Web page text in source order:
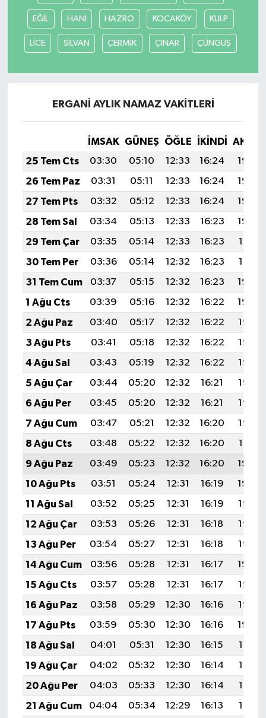
EĞİL HANİ HAZRO KOCAKÖY KULP
LİCE SİLVAN ÇERMİK ÇINAR ÇÜNGÜŞ
ERGANİ AYLIK NAMAZ VAKITLERI
İMSAK GÜNEŞ ÖĞLE İKINDI
25 Tem Cts
03:30 05:10 12:33 16:24
19:45
26 Tem Paz
03:31 05:11 12:33 16:24
19:44
27 Tem Pts
03:32 05:12 12:33 16:24
19:43
28 Tem Sal
03:34 05:13 12:33 16:23
19:42
29 Tem Çar
03:35 05:14 12:33 16:23
19:41
30 Tem Per
03:36 05:14 12:32 16:23
19:41
31 Tem Cum
03:37 05:15 12:32 16:23
19:40
1 Ağu Cts
03:39 05:16 12:32 16:22
19:39
2 Ağu Paz
03:40 05:17 12:32 16:22
19:38
3 Ağu Pts
03:41 05:18 12:32 16:22
19:37
4 Ağu Sal
03:43 05:19 12:32 16:22
19:36
5 Ağu Çar
03:44 05:20 12:32 16:21
19:35
6 Ağu Per
03:45 05:20 12:32 16:21
19:33
7 Ağu Cum
03:47 05:21 12:32 16:20
19:32
8 Ağu Cts
03:48 05:22 12:32 16:20
19:31
9 Ağu Paz
03:49 05:23 12:32 16:20
19:30
10 Ağu Pts
03:51 05:24 12:31 16:19
19:29
11 Ağu Sal
03:52 05:25 12:31 16:19
19:28
12 Ağu Çar
03:53 05:26 12:31 16:18
19:27
13 Ağu Per
03:54 05:27 12:31 16:18
19:25
14 Ağu Cum
03:56 05:28 12:31 16:17
19:24
15 Ağu Cts
03:57 05:28 12:31 16:17
19:23
16 Ağu Paz
03:58 05:29 12:30 16:16
19:22
17 Ağu Pts
03:59 05:30 12:30 16:16
19:20
18 Ağu Sal
04:01 05:31 12:30 16:15
19:19
19 Ağu Çar
04:02 05:32 12:30 16:14
19:18
20 Ağu Per
04:03 05:33 12:30 16:14
19:16
21 Ağu Cum
04:04 05:34 12:29 16:13 19:15